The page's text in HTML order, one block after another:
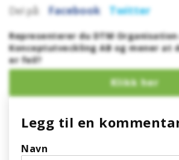
Del på: Facebook Twitter
Representerer du DTM Organisation
Konceptutveckling AB og mener at
er feil?
Legg til en
Navn